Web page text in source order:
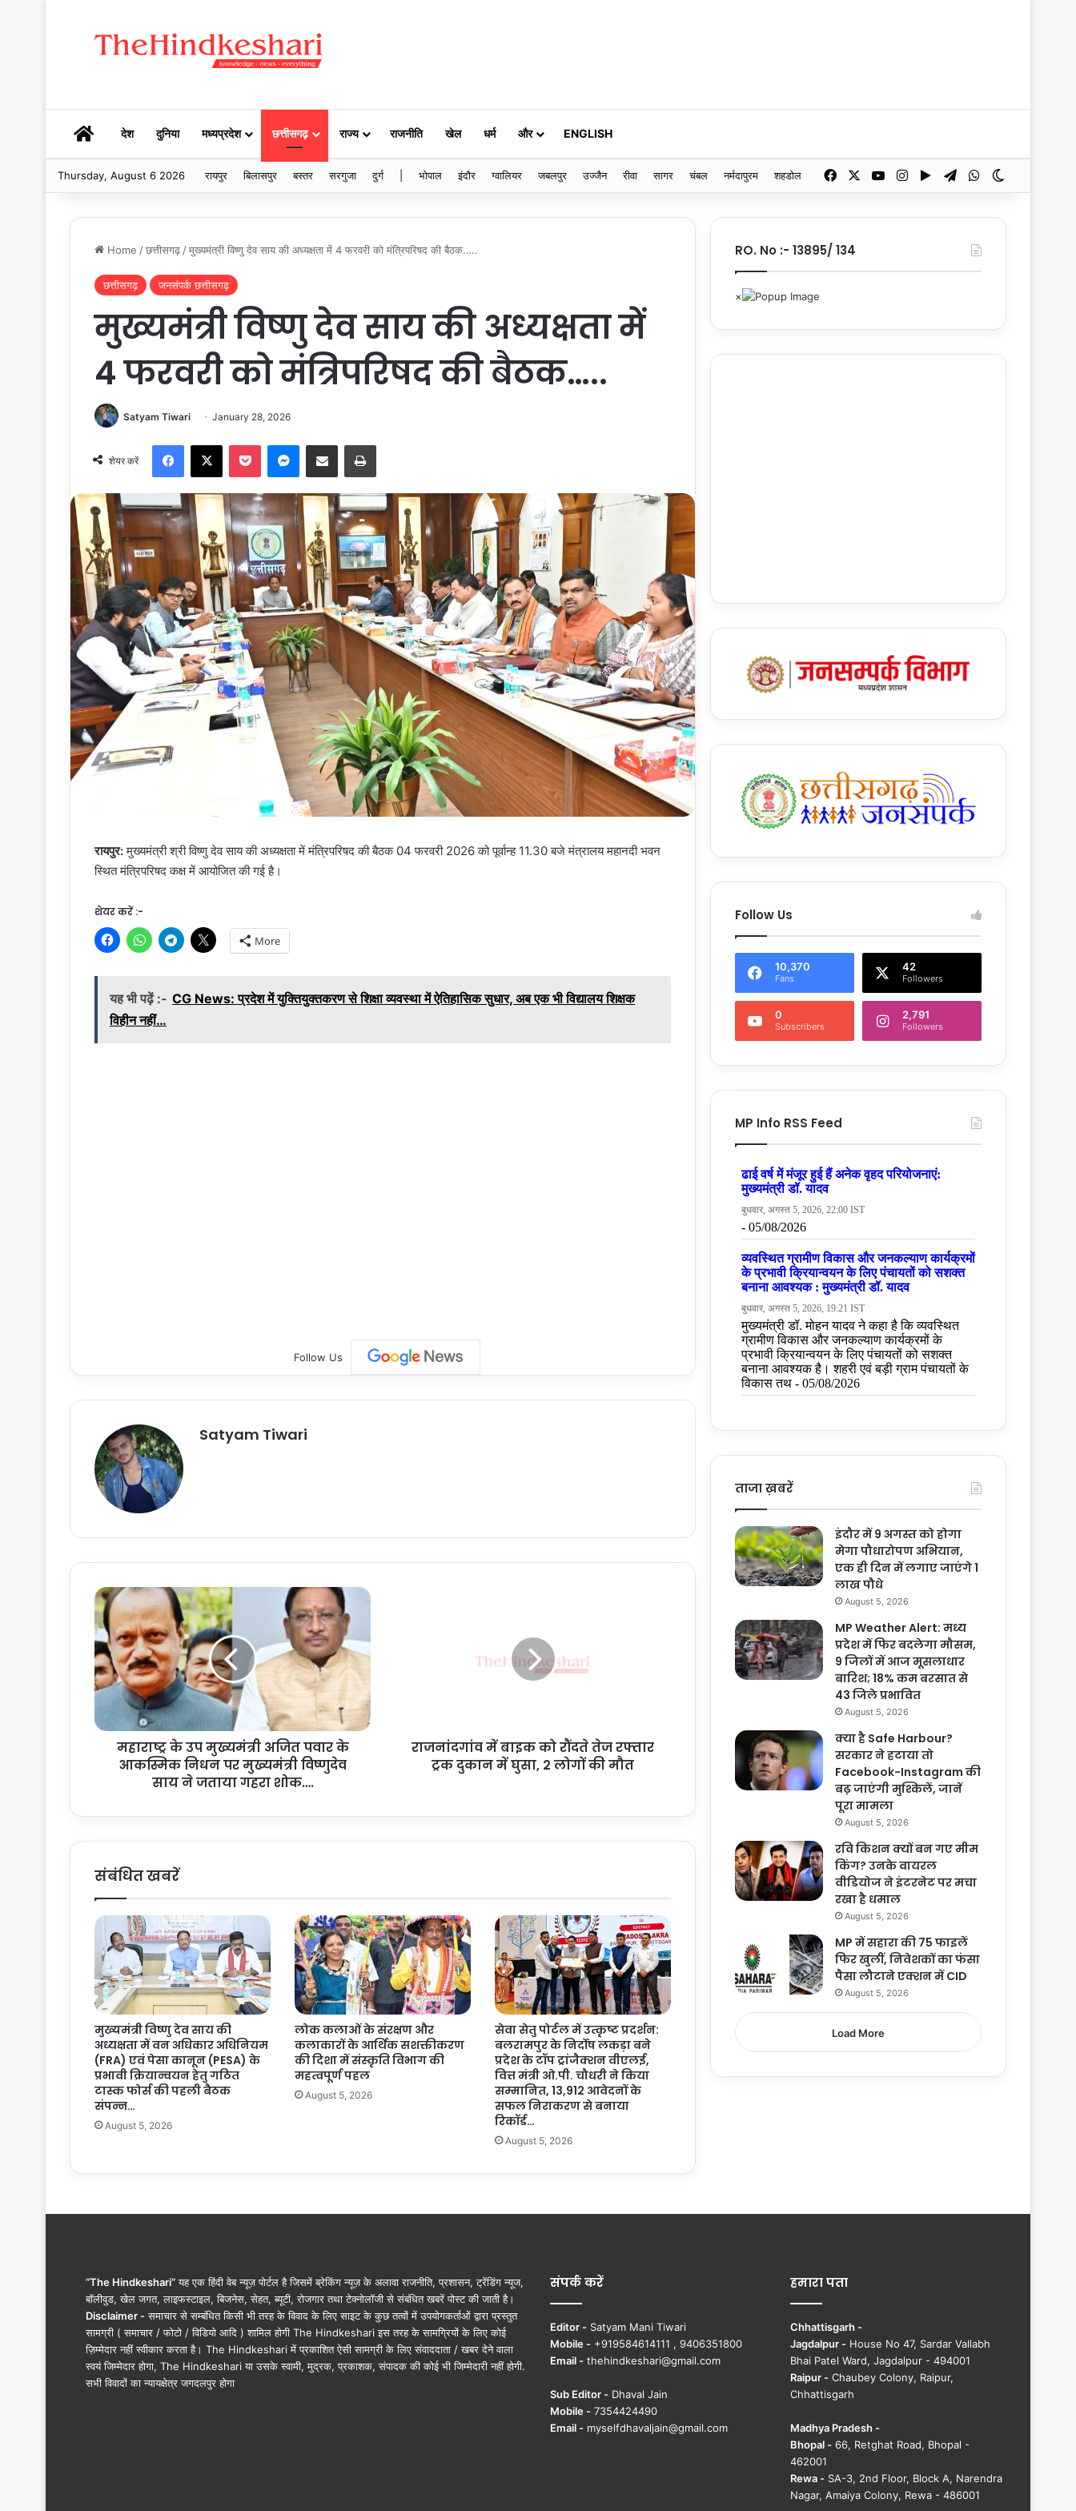
HOMEदेश दुनिया मध्यप्रदेश छत्तीसगढ़ राज्य राजनीति खेल धर्म और ENGLISH
Thursday, August 6 2026 रायपुर बिलासपुर बस्तर सरगुजा दुर्ग भोपाल इंदौर ग्वालियर जबलपुर उज्जैन रीवा सागर चंबल नर्मदापुरम शहडोल FacebookYouTubeInstagramGoogle Play
TelegramWhatsApp
Home /छत्तीसगढ़ /मुख्यमंत्री विष्णु देव साय की अध्यक्षता में 4 फरवरी को मंत्रिपरिषद की बैठक…..
छत्तीसगढ़ जनसंपर्क छत्तीसगढ़
मुख्यमंत्री विष्णु देव साय की अध्यक्षता में
4 फरवरी को मंत्रिपरिषद की बैठक…..
Satyam Tiwari January 28, 2026
शेयर करें
रायपुर:मुख्यमंत्री श्री विष्णु देव साय की अध्यक्षता में मंत्रिपरिषद की बैठक 04 फरवरी 2026 को पूर्वान्ह 11.30 बजे मंत्रालय महानदी भवन
स्थित मंत्रिपरिषद कक्ष में आयोजित की गई है।
शेयर करें :-
More
यह भी पढ़ें :- CG News: प्रदेश में युक्तियुक्तकरण से शिक्षा व्यवस्था में ऐतिहासिक सुधार, अब एक भी विद्यालय शिक्षक
विहीन नहीं…
Follow Us
Satyam Tiwari
म
हा
रा
ष्ट्र
के
उ
प
ख्य
त
के
आ
क
नि
ध
न
र
मु
ख्य
मं
त्री
ष्णु
ने
ग
ह
रा
शो
क
…
.
महाराष्ट्र के उप मुख्यमंत्री अजित पवार के
आकस्मिक निधन पर मुख्यमंत्री विष्णुदेव
साय ने जताया गहरा शोक….
ते
र
ट्र
क
दु
का
न
में
घु
सा
,
2
राजनांदगांव में बाइक को रौंदते तेज रफ्तार
ट्रक दुकान में घुसा, 2 लोगों की मौत
संबंधित खबरें
मुख्यमंत्री विष्णु देव साय की
अध्यक्षता में वन अधिकार अधिनियम
(FRA) एवं पेसा कानून (PESA) के
प्रभावी क्रियान्वयन हेतु गठित
टास्क फोर्स की पहली बैठक
संपन्न…
August 5, 2026
लोक कलाओं के संरक्षण और
कलाकारों के आर्थिक सशक्तीकरण
की दिशा में संस्कृति विभाग की
महत्वपूर्ण पहल
August 5, 2026
सेवा सेतु पोर्टल में उत्कृष्ट प्रदर्शन:
बलरामपुर के निर्दोष लकड़ा बने
प्रदेश के टॉप ट्रांजैक्शन वीएलई,
वित्त मंत्री ओ.पी. चौधरी ने किया
सम्मानित, 13,912 आवेदनों के
सफल निराकरण से बनाया
रिकॉर्ड…
August 5, 2026
RO. No :- 13895/ 134
Follow Us
10,370
Fans
42
Followers
0
Subscribers
2,791
Followers
MP Info RSS Feed
ताजा ख़बरें
इंदौर में 9 अगस्त को होगा
मेगा पौधारोपण अभियान,
एक ही दिन में लगाए जाएंगे 1
लाख पौधे
August 5, 2026
MP Weather Alert: मध्य
प्रदेश में फिर बदलेगा मौसम,
9 जिलों में आज मूसलाधार
बारिश; 18% कम बरसात से
43 जिले प्रभावित
August 5, 2026
क्या है Safe Harbour?
सरकार ने हटाया तो
Facebook-Instagram की
बढ़ जाएंगी मुश्किलें, जानें
पूरा मामला
August 5, 2026
रवि किशन क्यों बन गए मीम
किंग? उनके वायरल
वीडियोज ने इंटरनेट पर मचा
रखा है धमाल
August 5, 2026
MP में सहारा की 75 फाइलें
फिर खुलीं, निवेशकों का फंसा
पैसा लौटाने एक्शन में CID
August 5, 2026
Load More
“The Hindkeshari”यह एक हिंदी वेब न्यूज़ पोर्टल है जिसमें ब्रेकिंग न्यूज़ के अलावा राजनीति, प्रशासन, ट्रेंडिंग न्यूज,
बॉलीवुड, खेल जगत, लाइफस्टाइल, बिजनेस, सेहत, ब्यूटी, रोजगार तथा टेक्नोलॉजी से संबंधित खबरें पोस्ट की जाती है।
Disclaimer - समाचार से सम्बंधित किसी भी तरह के विवाद के लिए साइट के कुछ तत्वों में उपयोगकर्ताओं द्वारा प्रस्तुत
सामग्री ( समाचार / फोटो / विडियो आदि ) शामिल होगी The Hindkeshari इस तरह के सामग्रियों के लिए कोई
ज़िम्मेदार नहीं स्वीकार करता है। The Hindkeshari में प्रकाशित ऐसी सामग्री के लिए संवाददाता / खबर देने वाला
स्वयं जिम्मेदार होगा, The Hindkeshari या उसके स्वामी, मुद्रक, प्रकाशक, संपादक की कोई भी जिम्मेदारी नहीं होगी.
सभी विवादों का न्यायक्षेत्र जगदलपुर होगा
संपर्क करें
Editor - Satyam Mani Tiwari
Mobile - +919584614111 , 9406351800
Email - thehindkeshari@gmail.com
Sub Editor - Dhaval Jain
Mobile - 7354424490
Email - myselfdhavaljain@gmail.com
हमारा पता
Chhattisgarh -
Jagdalpur - House No 47, Sardar Vallabh
Bhai Patel Ward, Jagdalpur - 494001
Raipur - Chaubey Colony, Raipur,
Chhattisgarh
Madhya Pradesh -
Bhopal - 66, Retghat Road, Bhopal -
462001
Rewa - SA-3, 2nd Floor, Block A, Narendra
Nagar, Amaiya Colony, Rewa - 486001